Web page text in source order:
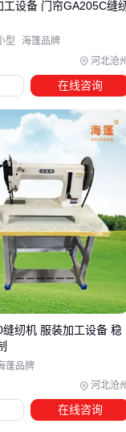
550W以上电机保证
家用缝
是否支持自由臂设计
内置线迹种类是否满
噪音控制在60分贝以
论：没有最好的，只
、买了缝纫机后，
多人买完主机才发现
压脚系统：不同材质
压脚、滚边压脚
针线组合：厚料要用
的选择直接影响缝
工作台
缝纫
：工业机需
论：配套设备的预算
河北沧
工设备 门帘GA205C缝
型 海篷品牌
在线咨询
河北沧
纫机 服装加工设备 稳
蓬品牌
在线咨询